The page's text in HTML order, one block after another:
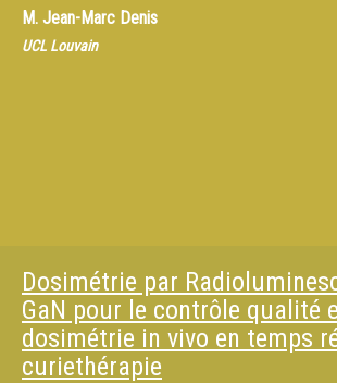
M. Jean-Marc Denis
UCL Louvain
Dosimétrie par
GaN pour le contrôle qualité
dosimétrie in vivo en temps
curiethérapie